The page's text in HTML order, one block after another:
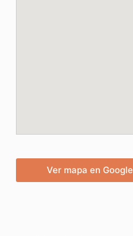
Ver mapa en Google